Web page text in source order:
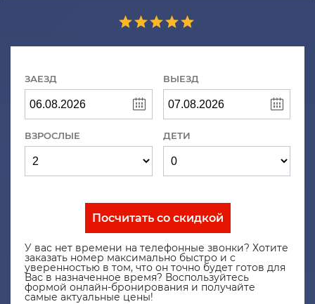
ЗАЕЗД ВЫЕЗД
ВЗРОСЛЫЕ ДЕТИ
Посчитать со скидкой
У вас нет времени на телефонные звонки? Хотите
заказать номер максимально быстро и с
уверенностью в том, что он точно будет готов для
Вас в назначенное время? Воспользуйтесь
формой онлайн-бронирования и получайте
самые актуальные цены!